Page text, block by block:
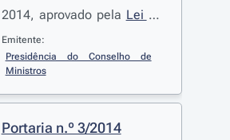
2014, aprovado pela Lei n.º
83-C/2013
dezembro, e do Regime
da Dívida Pública, aprovado
pelaLei n.º 7/98, de 3 de
Emitente:
Presidência do Conselho de
Ministros
Portaria n.º 3/2014